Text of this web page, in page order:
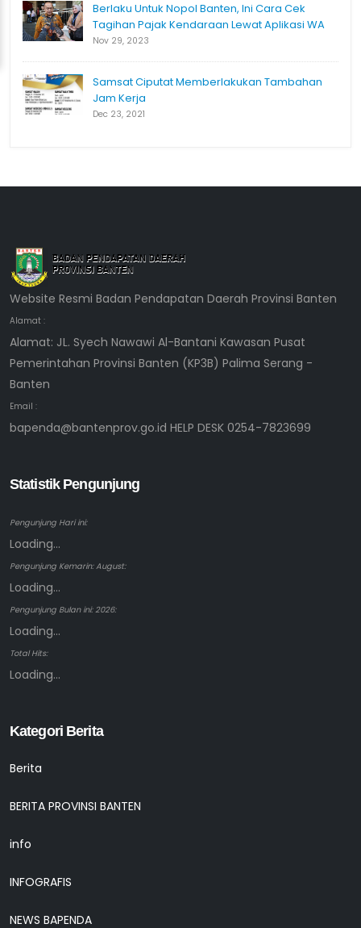
Berlaku Untuk Nopol Banten, Ini Cara Cek
Tagihan Pajak Kendaraan Lewat Aplikasi WA
Nov 29, 2023
Samsat Ciputat Memberlakukan Tambahan
Jam Kerja
Dec 23, 2021
Website Resmi Badan Pendapatan Daerah Provinsi Banten
Alamat :
Alamat: JL. Syech Nawawi Al-Bantani Kawasan Pusat
Pemerintahan Provinsi Banten (KP3B) Palima Serang -
Banten
Email :
bapenda@bantenprov.go.id HELP DESK 0254-7823699
Statistik Pengunjung
Pengunjung Hari ini:
Loading...
Pengunjung Kemarin: August:
Loading...
Pengunjung Bulan ini: 2026:
Loading...
Total Hits:
Loading...
Kategori Berita
Berita
BERITA PROVINSI BANTEN
info
INFOGRAFIS
NEWS BAPENDA